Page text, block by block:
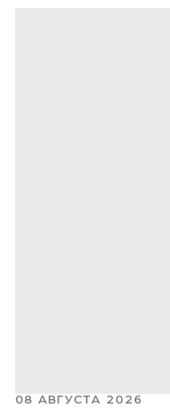
08 АВГУСТА 2026